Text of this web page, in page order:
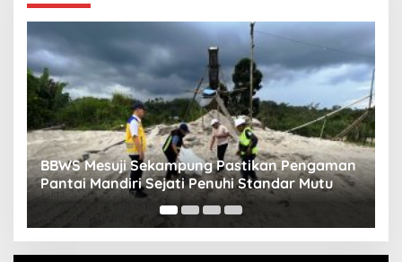
Sekampung Pastikan Pengaman
Sejati Penuhi Standar Mutu
Sebut Kental
Pringsewu
Gizi Anak